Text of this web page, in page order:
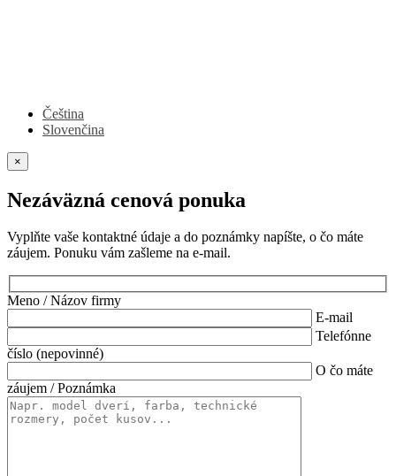
Čeština
Slovenčina
×
Nezáväzná cenová ponuka
Vyplňte vaše kontaktné údaje a do poznámky napíšte, o čo máte
záujem. Ponuku vám zašleme na e-mail.
Meno / Názov firmy
E-mail
Telefónne
číslo (nepovinné)
O čo máte
záujem / Poznámka